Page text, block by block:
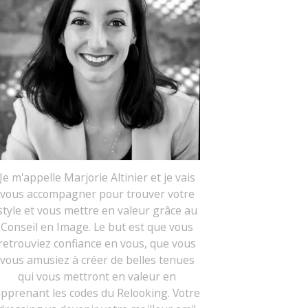
Je m'appelle Marjorie Altinier et je vais
vous accompagner pour trouver votre
et vous mettre en valeur grâce au
Conseil en Image. Le but est que vous
retrouviez confiance en vous, que vous
vous amusiez à créer de belles tenues
qui vous mettront en valeur en
les codes du Relooking. Votre